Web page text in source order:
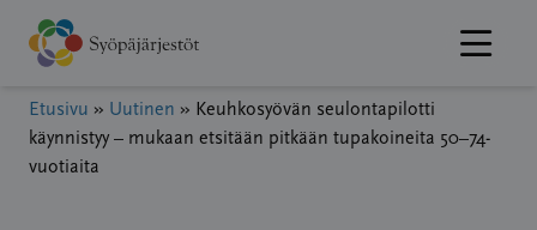
Hyppää
sisältöön
Etusivu » Uutinen » Keuhkosyövän seulontapilotti
käynnistyy – mukaan etsitään pitkään tupakoineita 50–74-
vuotiaita